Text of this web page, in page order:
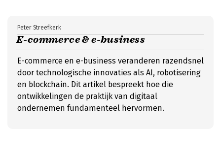
E-commerce & e-business
Peter Streefkerk
E-commerce en e-business veranderen razendsnel
door technologische innovaties als AI, robotisering
en blockchain. Dit artikel bespreekt hoe die
ontwikkelingen de praktijk van digitaal
ondernemen fundamenteel hervormen.